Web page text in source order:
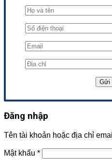
Đăng nhập
Tên tài khoản hoặc địa chỉ
Mật khẩu *